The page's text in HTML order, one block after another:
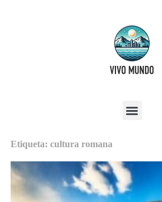
Etiqueta: cultura romana